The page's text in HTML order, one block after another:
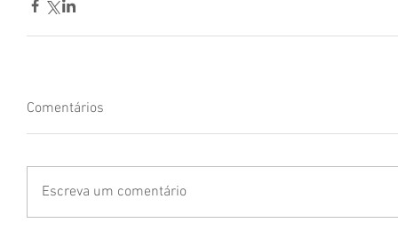
Comentários
Escreva um comentário